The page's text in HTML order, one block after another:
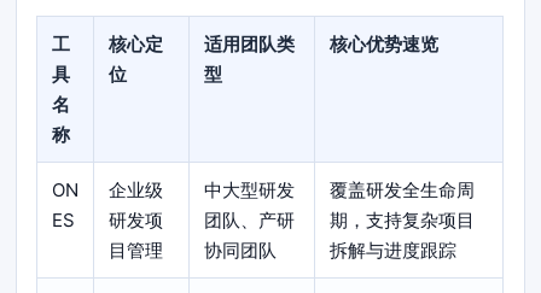
工
具
名
称
核心定
位
适用团队类
型
核心优势速览
ON
ES
企业级
研发项
目管理
中大型研发
团队、产研
协同团队
覆盖研发全生命周
期，支持复杂项目
拆解与进度跟踪